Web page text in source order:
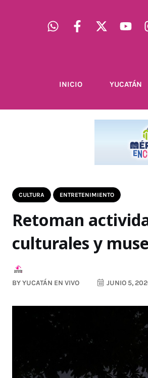
INICIO YUCATÁN
CULTURA ENTRETENIMIENTO
Retoman
culturales y
BYYUCATÁN EN VIVO JUNIO 5,